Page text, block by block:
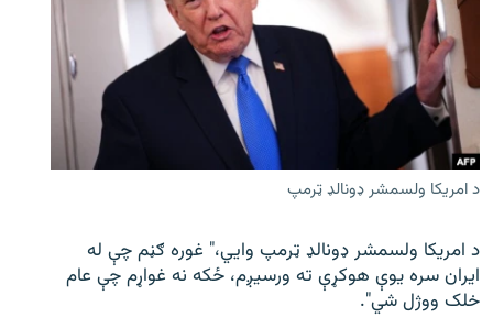
د امریکا ولسمشر ډونالډ ټرمپ
د امریکا ولسمشر ډونالډ ټرمپ وايي،" غوره ګڼم چې له
ایران سره یوې هوکړې ته ورسیږم، ځکه نه غواړم چې عام
خلک ووژل شي".